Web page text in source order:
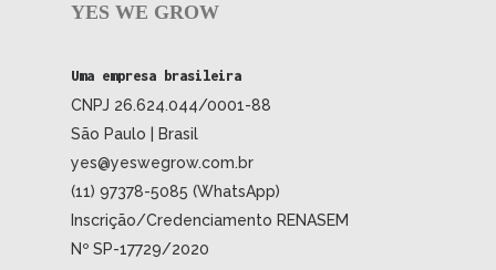
YES WE GROW
Uma empresa brasileira
CNPJ 26.624.044/0001-88
São Paulo | Brasil
yes@yeswegrow.com.br
(11) 97378-5085 (WhatsApp)
Inscrição/Credenciamento RENASEM
Nº SP-17729/2020